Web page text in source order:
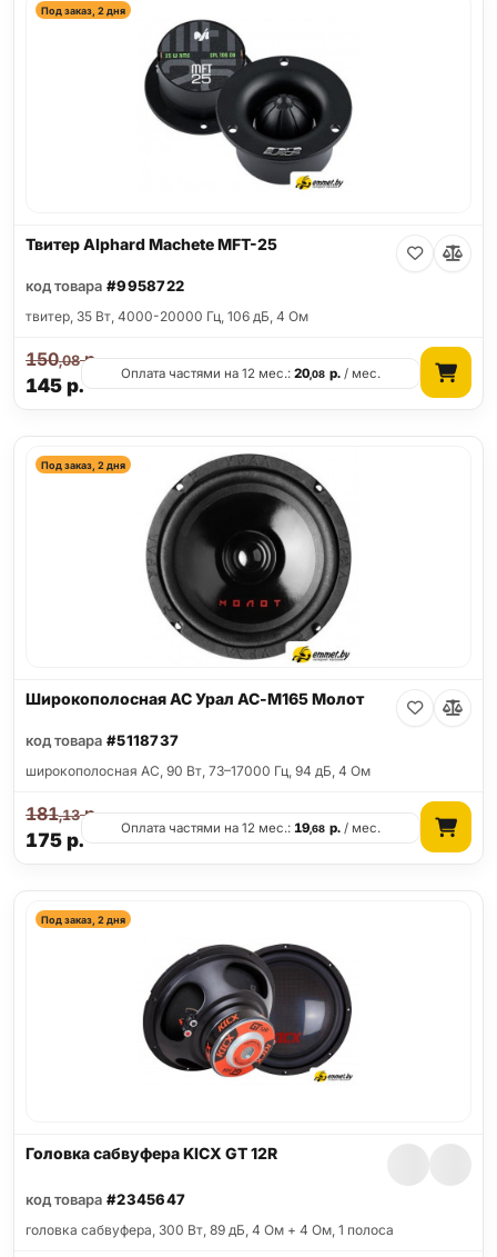
Под заказ, 2 дня
Твитер Alphard Machete MFT-25
код товара #9958722
твитер, 35 Вт, 4000-20000 Гц, 106 дБ, 4 Ом
145р.
150,08р.
Оплата частями на 12 мес.:20,08 р./ мес.
Под заказ, 2 дня
Широкополосная АС Урал АС-М165 Молот
код товара #5118737
широкополосная АС, 90 Вт, 73–17000 Гц, 94 дБ, 4 Ом
175р.
181,13р.
Оплата частями на 12 мес.:19,68 р./ мес.
Под заказ, 2 дня
Головка сабвуфера KICX GT 12R
код товара #2345647
головка сабвуфера, 300 Вт, 89 дБ, 4 Ом + 4 Ом, 1 полоса